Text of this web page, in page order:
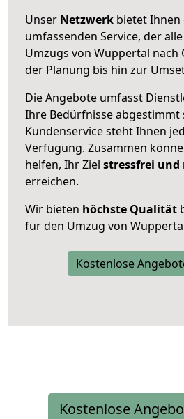
Unser Netzwerk bietet Ihnen
umfassenden Service, der
Umzugs von Wuppertal nach
der Planung bis hin zur
Die Angebote umfasst
Ihre Bedürfnisse abgestimmt
Kundenservice steht Ihnen
Verfügung. Zusammen
helfen, Ihr Ziel stressfrei und
erreichen.
Wir bieten höchste Qualität
für den Umzug von
Kostenlose
Kostenlose